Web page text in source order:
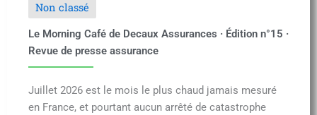
Non classé
Le Morning Café de Decaux Assurances · Édition n°15 ·
Revue de presse assurance
Juillet 2026 est le mois le plus chaud jamais mesuré
en France, et pourtant aucun arrêté de catastrophe